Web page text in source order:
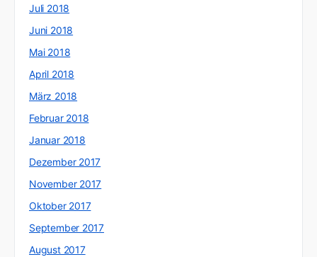
Juli 2018
Juni 2018
Mai 2018
April 2018
März 2018
Februar 2018
Januar 2018
Dezember 2017
November 2017
Oktober 2017
September 2017
August 2017